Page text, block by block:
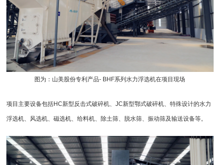
图为：山美股份专利产品- BHF系列水力浮选机在项目现场
项目主要设备包括HC新型反击式破碎机、JC新型鄂式破碎机、特殊设计的水力
浮选机、风选机、磁选机、给料机、除土筛、脱水筛、振动筛及输送设备等。